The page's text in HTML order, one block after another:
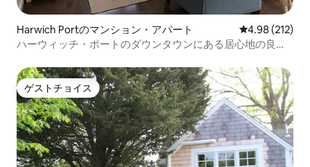
Harwich Portのマンション・アパート レビュー212
4.98 (212)
ハーウィッチ・ポートのダウンタウンにある居心地の良い
ゲストチョイス
ゲストチョイス